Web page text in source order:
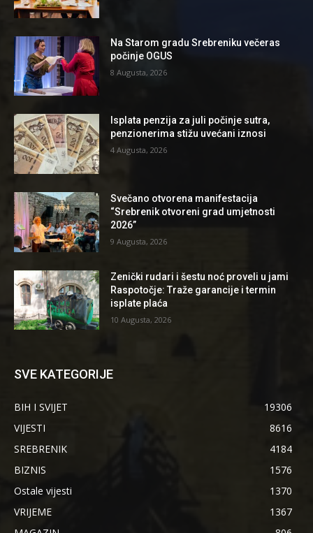
Na Starom gradu Srebreniku večeras
počinje OGUS
8 Augusta, 2026
Isplata penzija za juli počinje sutra,
penzionerima stižu uvećani iznosi
4 Augusta, 2026
Svečano otvorena manifestacija
“Srebrenik otvoreni grad umjetnosti
2026”
9 Augusta, 2026
Zenički rudari i šestu noć proveli u jami
Raspotočje: Traže garancije i termin
isplate plaća
10 Augusta, 2026
SVE KATEGORIJE
BIH I SVIJET
19306
VIJESTI
8616
SREBRENIK
4184
BIZNIS
1576
Ostale vijesti
1370
VRIJEME
1367